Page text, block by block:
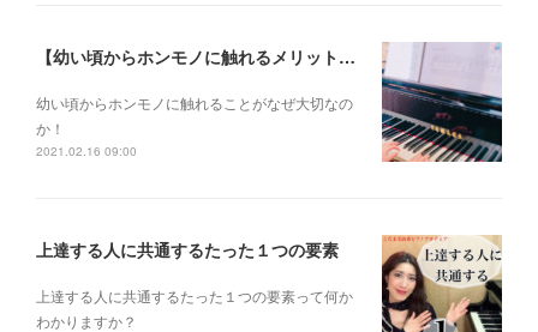
【幼い頃からホンモノに触れるメリットとは？】
幼い頃からホンモノに 触れることがなぜ大切なの
か！
2021.02.16 09:00
上達する人に共通するたった１つの要素
上達する人に共通するたった１つの要素って何か
わかりますか？